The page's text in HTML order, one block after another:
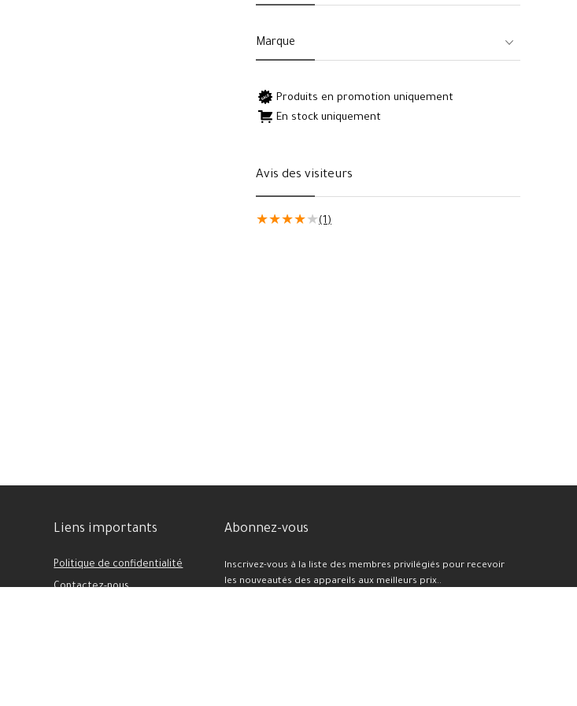
Marque
Produits en promotion uniquement
En stock uniquement
Avis des visiteurs
★★★★★ (1)
Liens importants
Politique de confidentialité
Contactez-nous
Abonnez-vous
Inscrivez-vous à la liste des membres privilégiés pour recevoir
les nouveautés des appareils aux meilleurs prix..